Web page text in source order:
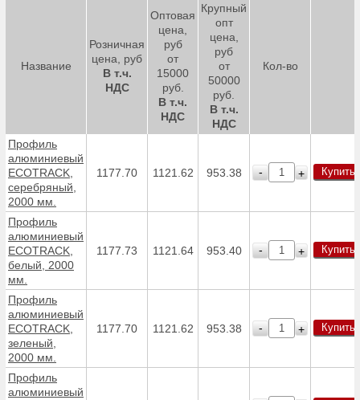
Название
Розничная
цена, руб
В т.ч.
НДС
Оптовая
цена,
руб
от
15000
руб.
В т.ч.
НДС
Крупный
опт
цена,
руб
от
50000
руб.
В т.ч.
НДС
Кол-во
Профиль
алюминиевый
ECOTRACK,
серебряный,
2000 мм.
1177.70 1121.62 953.38 - + Купить
Профиль
алюминиевый
ECOTRACK,
белый, 2000
мм.
1177.73 1121.64 953.40 - + Купить
Профиль
алюминиевый
ECOTRACK,
зеленый,
2000 мм.
1177.70 1121.62 953.38 - + Купить
Профиль
алюминиевый